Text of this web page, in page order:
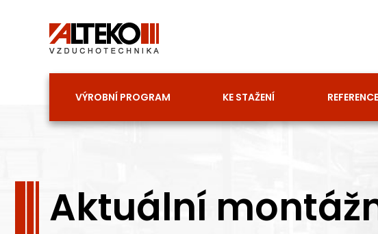
VÝROBNÍ PROGRAM KE STAŽENÍ REFERENCE
Aktuální